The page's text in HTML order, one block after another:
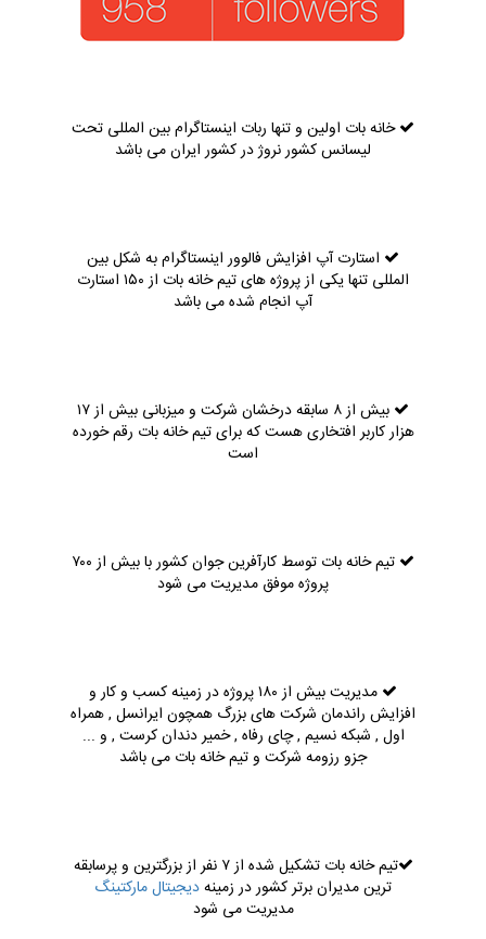
خانه بات اولین و تنها ربات اینستاگرام بین المللی تحت
لیسانس کشور نروژ در کشور ایران می باشد
استارت آپ افزایش فالوور اینستاگرام به شکل بین
المللی تنها یکی از پروژه های تیم خانه بات از ۱۵۰ استارت
آپ انجام شده می باشد
بیش از ۸ سابقه درخشان شرکت و میزبانی بیش از ۱۷
هزار کاربر افتخاری هست که برای تیم خانه بات رقم خورده
است
تیم خانه بات توسط کارآفرین جوان کشور با بیش از ۷۰۰
پروژه موفق مدیریت می شود
مدیریت بیش از ۱۸۰ پروژه در زمینه کسب و کار و
افزایش راندمان شرکت های بزرگ همچون ایرانسل , همراه
اول , شبکه نسیم , چای رفاه , خمیر دندان کرست , و ...
جزو رزومه شرکت و تیم خانه بات می باشد
تیم خانه بات تشکیل شده از ۷ نفر از بزرگترین و پرسابقه
ترین مدیران برتر کشور در زمینهدیجیتال مارکتینگ
مدیریت می شود